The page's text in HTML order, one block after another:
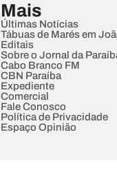
Mais
Últimas Notícias
Tábuas de Marés em
Editais
Sobre o Jornal da
Cabo Branco FM
CBN Paraíba
Expediente
Comercial
Fale Conosco
Política de Privacidade
Espaço Opinião